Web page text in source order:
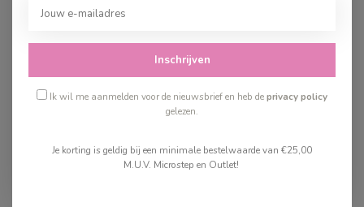
Djeco Tekening
€19,99
Recent bekeken
Inschrijven
Ik wil me aanmelden voor de nieuwsbrief en heb deprivacy policy
gelezen.
Je korting is geldig bij een minimale bestelwaarde van €25,00
M.U.V. Microstep en Outlet!